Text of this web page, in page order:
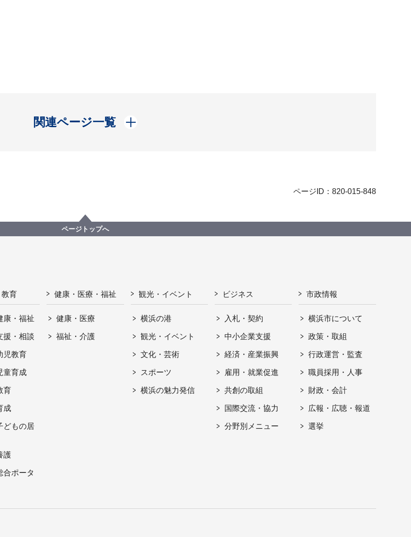
関連ページ一覧
開く
ページID：820-015-848
ページトップへ
育
康・福祉
援・相談
児教育
童育成
育
成
どもの居
護
合ポータ
健康・医療・福祉
健康・医療
福祉・介護
観光・イベント
横浜の港
観光・イベント
文化・芸術
スポーツ
横浜の魅力発信
ビジネス
入札・契約
中小企業支援
経済・産業振興
雇用・就業促進
共創の取組
国際交流・協力
分野別メニュー
市政情報
横浜市について
政策・取組
行政運営・監査
職員採用・人事
財政・会計
広報・広聴・報道
選挙